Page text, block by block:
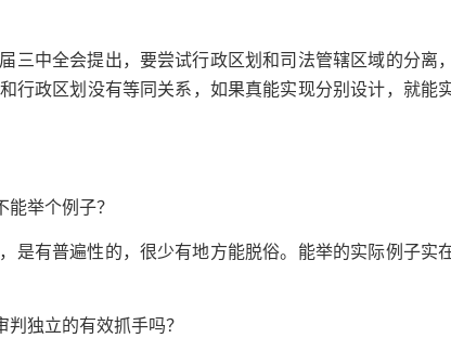
三中全会提出，要尝试行政区划和司法管辖区域的分离
行政区划没有等同关系，如果真能实现分别设计，就能
举个例子？
有普遍性的，很少有地方能脱俗。能举的实际例子实
独立的有效抓手吗？